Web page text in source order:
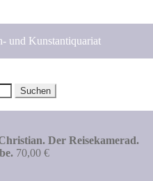
und Kunstantiquariat
Suchen
Der Reisekamerad.
70,00 €